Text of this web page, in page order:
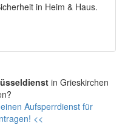
in Heim & Haus.
in Grieskirchen
Aufsperrdienst für
<<